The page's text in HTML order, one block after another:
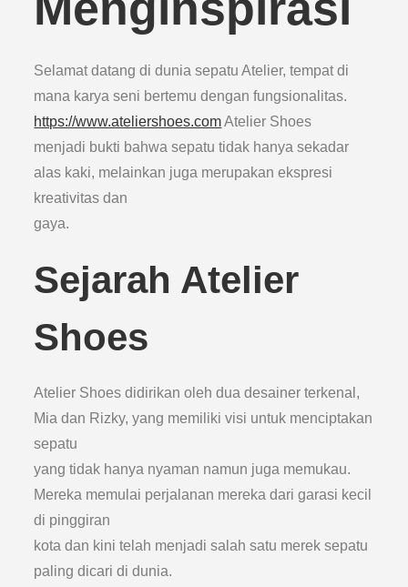
Selamat datang di dunia sepatu Atelier, tempat di
mana karya seni bertemu dengan fungsionalitas.
https://www.ateliershoes.comAtelier Shoes
menjadi bukti bahwa sepatu tidak hanya sekadar
alas kaki, melainkan juga merupakan ekspresi
kreativitas dan
gaya.
Sejarah Atelier
Shoes
Atelier Shoes didirikan oleh dua desainer terkenal,
Mia dan Rizky, yang memiliki visi untuk menciptakan
sepatu
yang tidak hanya nyaman namun juga memukau.
Mereka memulai perjalanan mereka dari garasi kecil
di pinggiran
kota dan kini telah menjadi salah satu merek sepatu
paling dicari di dunia.